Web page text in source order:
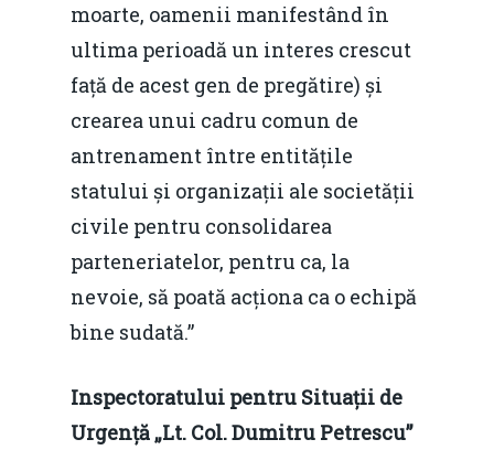
moarte, oamenii manifestând în
ultima perioadă un interes crescut
față de acest gen de pregătire) și
crearea unui cadru comun de
antrenament între entitățile
statului și organizații ale societății
civile pentru consolidarea
parteneriatelor, pentru ca, la
nevoie, să poată acționa ca o echipă
bine sudată.”
Inspectoratului pentru Situații de
Urgență „Lt. Col. Dumitru Petrescu”